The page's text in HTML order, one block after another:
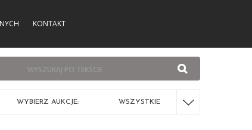
KONTAKT
WYBIERZ AUKCJE: WSZYSTKIE